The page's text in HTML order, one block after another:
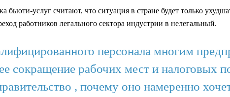
услуг считают, что ситуация в стране будет только
работников легального сектора индустрии в нелегальный.
персонала многим
сокращение рабочих мест и налоговых
, почему оно намеренно